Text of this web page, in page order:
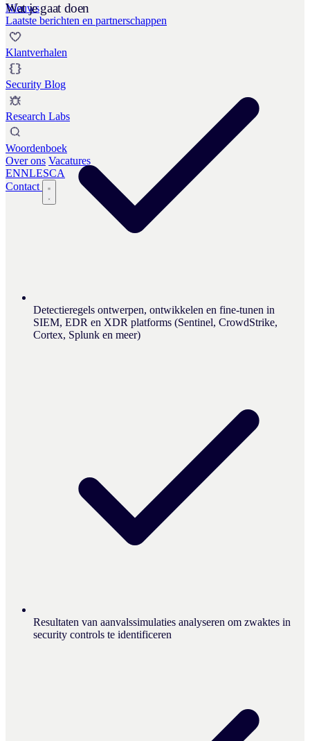
Nieuws
Laatste berichten en partnerschappen
Klantverhalen
Security Blog
Research Labs
Woordenboek
Over ons Vacatures
ENNLESCA
Contact
Wat je gaat doen
Detectieregels ontwerpen, ontwikkelen en fine-tunen in
SIEM, EDR en XDR platforms (Sentinel, CrowdStrike,
Cortex, Splunk en meer)
Resultaten van aanvalssimulaties analyseren om zwaktes in
security controls te identificeren